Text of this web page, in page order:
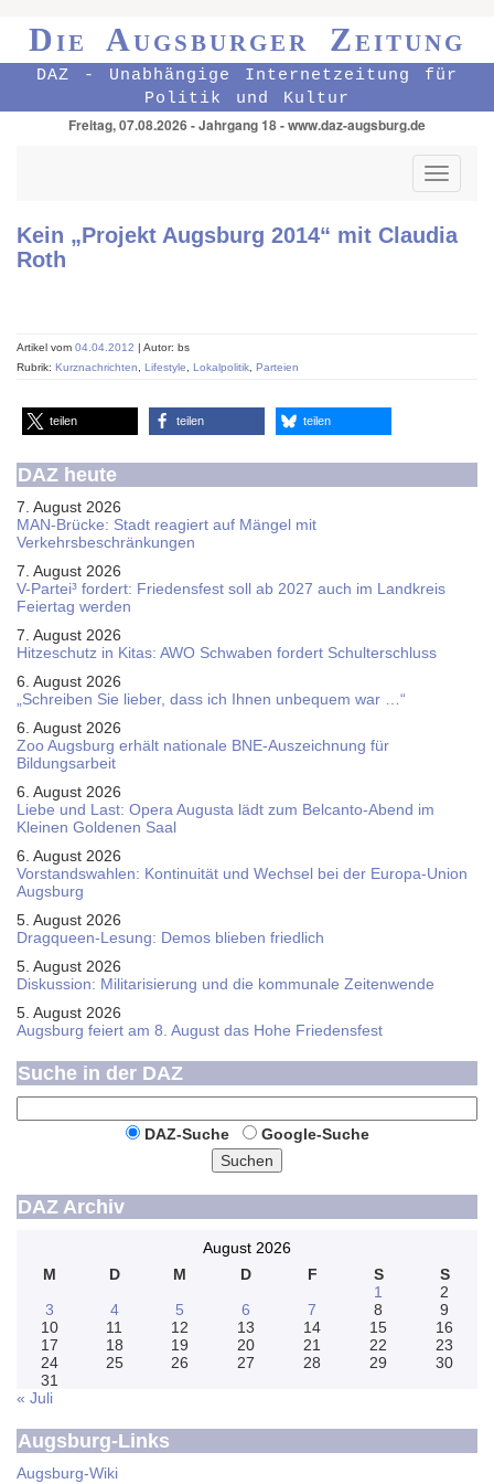
Die Augsburger Zeitung
DAZ - Unabhängige Internetzeitung für
Politik und Kultur
Freitag, 07.08.2026 - Jahrgang 18 - www.daz-augsburg.de
Toggle
Kein „Projekt Augsburg 2014“ mit Claudia
Roth
Artikel vom 04.04.2012 | Autor: bs
Rubrik: Kurznachrichten Lifestyle Lokalpolitik Parteien
teilen teilen teilen
DAZ heute
7. August 2026
MAN-Brücke: Stadt reagiert auf Mängel mit
Verkehrsbeschränkungen
7. August 2026
V-Partei­³ fordert: Friedens­fest soll ab 2027 auch im Land­kreis
Feier­tag werden
7. August 2026
Hitzeschutz in Kitas: AWO Schwaben fordert Schulterschluss
6. August 2026
„Schreiben Sie lieber, dass ich Ihnen unbequem war …“
6. August 2026
Zoo Augsburg erhält nationale BNE-Auszeichnung für
Bildungsarbeit
6. August 2026
Liebe und Last: Opera Augusta lädt zum Belcanto-Abend im
Kleinen Goldenen Saal
6. August 2026
Vorstandswahlen: Kontinuität und Wechsel bei der Europa-Union
Augsburg
5. August 2026
Dragqueen-Lesung: Demos blieben friedlich
5. August 2026
Diskussion: Mi­li­ta­ri­sie­rung und die kommunale Zeitenwende
5. August 2026
Augsburg feiert am 8. August das Hohe Friedensfest
Suche in der DAZ
DAZ-Suche
Google-Suche
Suchen
DAZ Archiv
August 2026
M
D M D F S
S
1
2
3
4 5 6 7 8
9
10
11 12 13 14 15
16
17
18 19 20 21 22
23
24
25 26 27 28 29
30
31
« Juli
Augsburg-Links
Augsburg-Wiki